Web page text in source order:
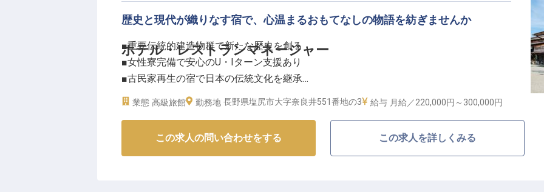
かり支給します。あなたの「おもてなしの心」を大切にする職場です！
※2025年06月23日時点の情報です
ホテル・レストランマネージャー
歴史と現代が織りなす宿で、心温まるおもてなしの物語を紡ぎませんか
■重要伝統的建造物群で新たな歴史を創る
■女性寮完備で安心のU・Iターン支援あり
■古民家再生の宿で日本の伝統文化を継承
■開業メンバーとして成長できる環境！
重要伝統的建造物群保存地区「奈良井宿」で誕生する「BYAKU NARAI」。
古民家を再生した宿泊・温浴施設＆レストランで、日本の伝統を未来へ「継ぐ」お手伝い
業態 高級旅館 勤務地 長野県塩尻市大字奈良井551番地の3 給与 月給／220,000円～ 300,000円
この求人の問い合わせをする この求人を詳しくみる